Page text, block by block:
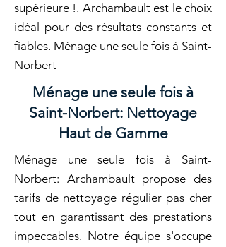
supérieure !. Archambault est le choix
idéal pour des résultats constants et
fiables. Ménage une seule fois à Saint-
Norbert
Ménage une seule fois à
Saint-Norbert: Nettoyage
Haut de Gamme
Ménage une seule fois à Saint-
Norbert: Archambault propose des
tarifs de nettoyage régulier pas cher
tout en garantissant des prestations
impeccables. Notre équipe s'occupe